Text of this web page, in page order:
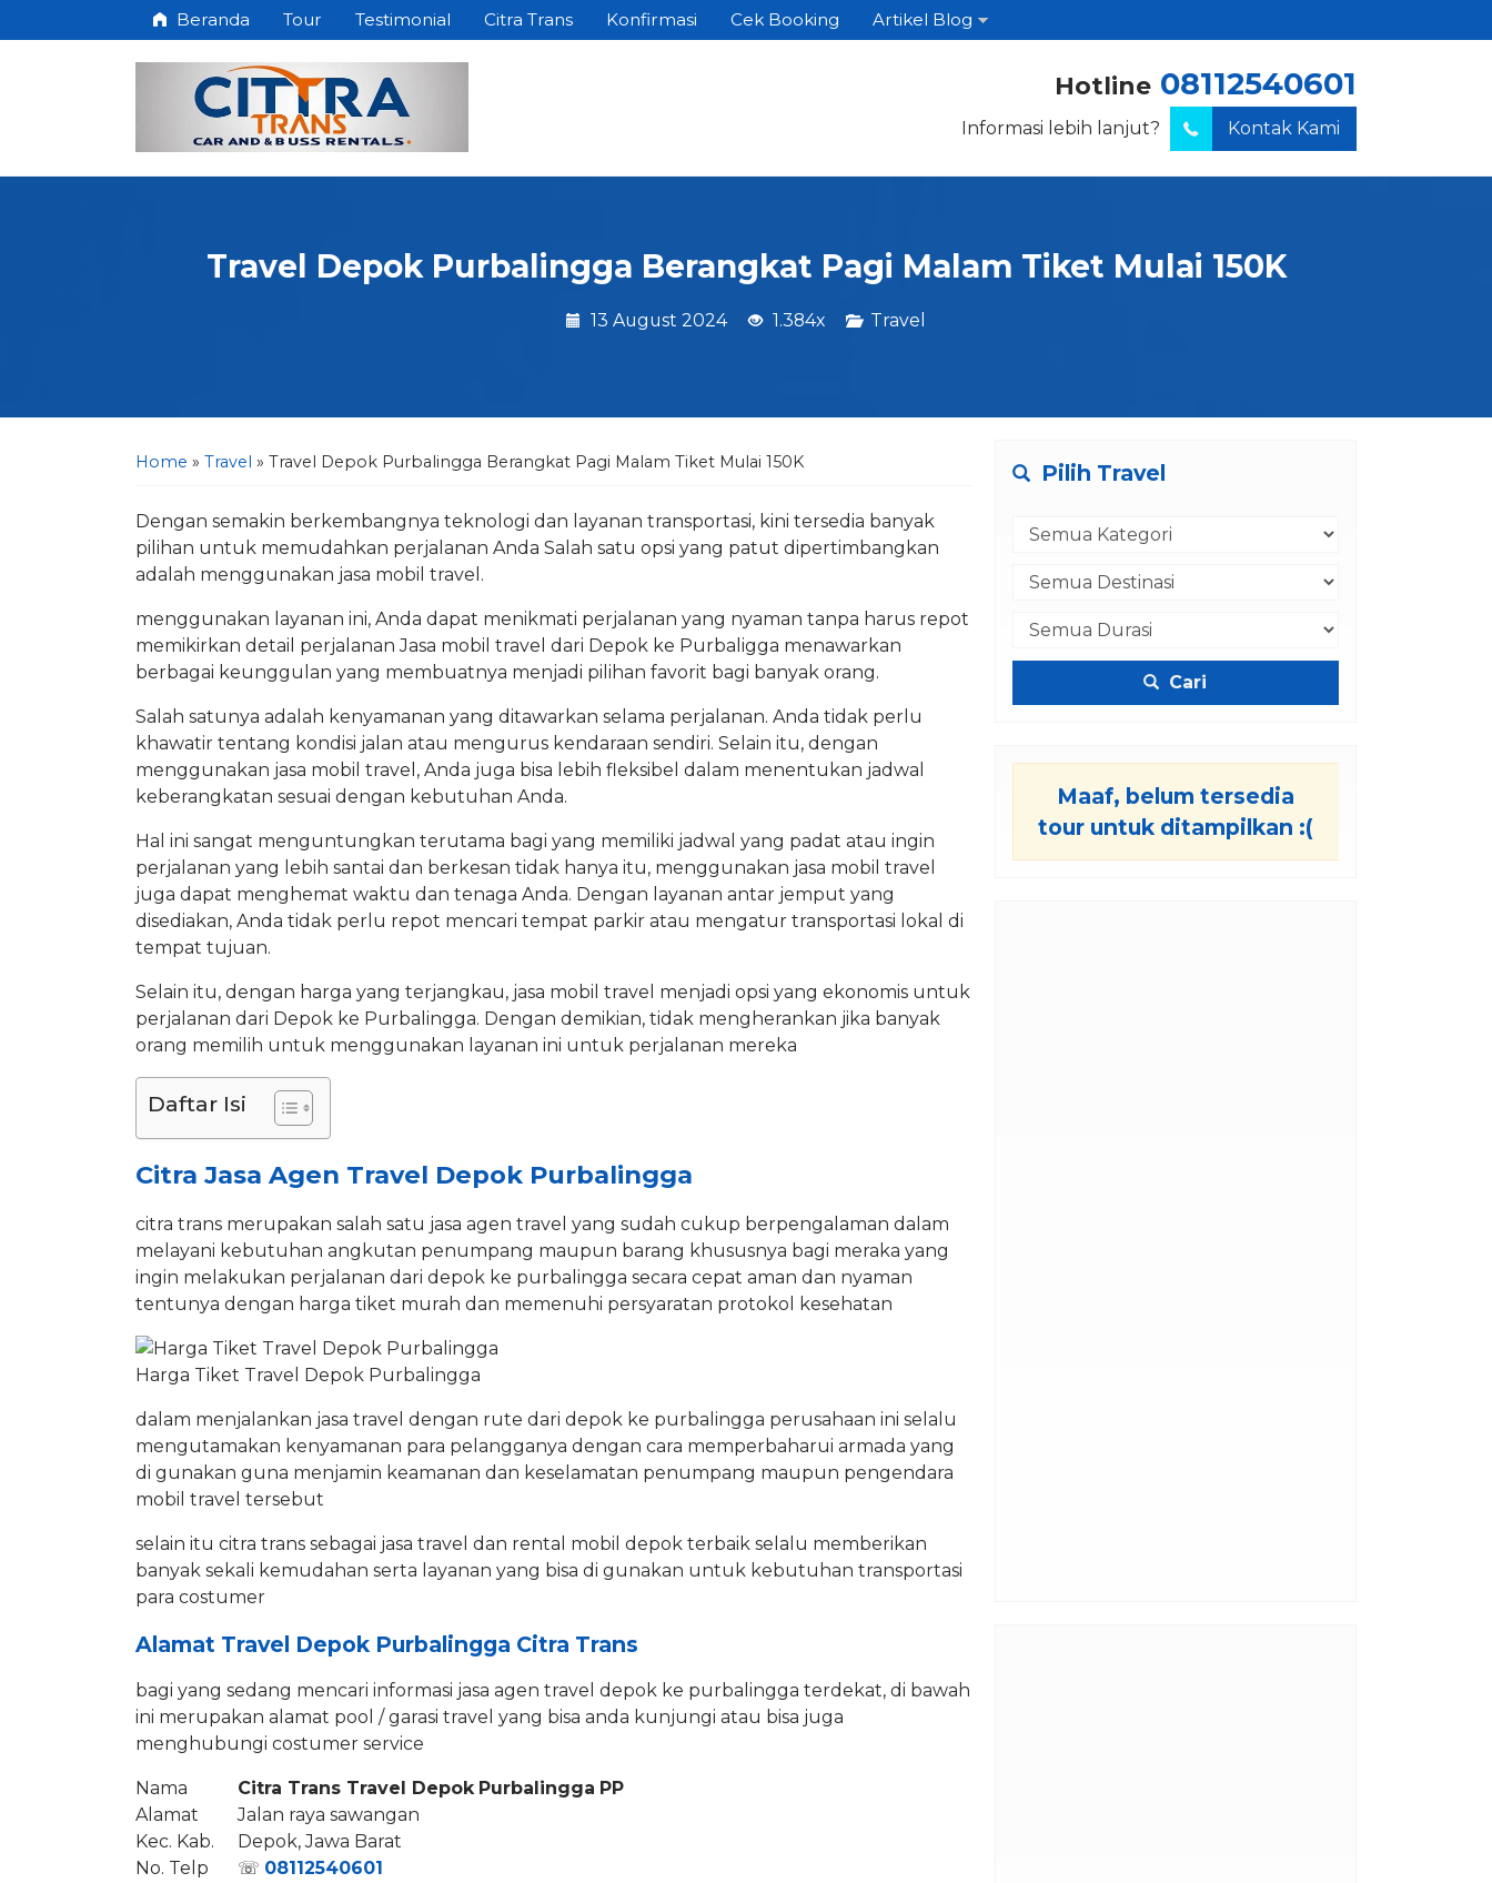
Beranda Tour Testimonial Citra Trans Konfirmasi Cek Booking Artikel Blog
Hotline 08112540601
Informasi lebih lanjut? Kontak Kami
Travel Depok Purbalingga Berangkat Pagi Malam Tiket Mulai 150K
13 August 2024 1.384x Travel
Home » Travel » Travel Depok Purbalingga Berangkat Pagi Malam Tiket Mulai 150K
Dengan semakin berkembangnya teknologi dan layanan transportasi, kini tersedia banyak
pilihan untuk memudahkan perjalanan Anda Salah satu opsi yang patut dipertimbangkan
adalah menggunakan jasa mobil travel.
menggunakan layanan ini, Anda dapat menikmati perjalanan yang nyaman tanpa harus repot
memikirkan detail perjalanan Jasa mobil travel dari Depok ke Purbaligga menawarkan
berbagai keunggulan yang membuatnya menjadi pilihan favorit bagi banyak orang.
Salah satunya adalah kenyamanan yang ditawarkan selama perjalanan. Anda tidak perlu
khawatir tentang kondisi jalan atau mengurus kendaraan sendiri. Selain itu, dengan
menggunakan jasa mobil travel, Anda juga bisa lebih fleksibel dalam menentukan jadwal
keberangkatan sesuai dengan kebutuhan Anda.
Hal ini sangat menguntungkan terutama bagi yang memiliki jadwal yang padat atau ingin
perjalanan yang lebih santai dan berkesan tidak hanya itu, menggunakan jasa mobil travel
juga dapat menghemat waktu dan tenaga Anda. Dengan layanan antar jemput yang
disediakan, Anda tidak perlu repot mencari tempat parkir atau mengatur transportasi lokal di
tempat tujuan.
Selain itu, dengan harga yang terjangkau, jasa mobil travel menjadi opsi yang ekonomis untuk
perjalanan dari Depok ke Purbalingga. Dengan demikian, tidak mengherankan jika banyak
orang memilih untuk menggunakan layanan ini untuk perjalanan mereka
Daftar Isi
Citra Jasa Agen Travel Depok Purbalingga
citra trans merupakan salah satu jasa agen travel yang sudah cukup berpengalaman dalam
melayani kebutuhan angkutan penumpang maupun barang khususnya bagi meraka yang
ingin melakukan perjalanan dari depok ke purbalingga secara cepat aman dan nyaman
tentunya dengan harga tiket murah dan memenuhi persyaratan protokol kesehatan
Harga Tiket Travel Depok Purbalingga
dalam menjalankan jasa travel dengan rute dari depok ke purbalingga perusahaan ini selalu
mengutamakan kenyamanan para pelangganya dengan cara memperbaharui armada yang
di gunakan guna menjamin keamanan dan keselamatan penumpang maupun pengendara
mobil travel tersebut
selain itu citra trans sebagai jasa travel dan rental mobil depok terbaik selalu memberikan
banyak sekali kemudahan serta layanan yang bisa di gunakan untuk kebutuhan transportasi
para costumer
Alamat Travel Depok Purbalingga Citra Trans
bagi yang sedang mencari informasi jasa agen travel depok ke purbalingga terdekat, di bawah
ini merupakan alamat pool / garasi travel yang bisa anda kunjungi atau bisa juga
menghubungi costumer service
Nama Citra Trans Travel Depok Purbalingga PP
Alamat
Jalan raya sawangan
Kec. Kab.
Depok, Jawa Barat
No. Telp
☏ 08112540601
Pilih Travel
Cari
Maaf, belum tersedia
tour untuk ditampilkan :(